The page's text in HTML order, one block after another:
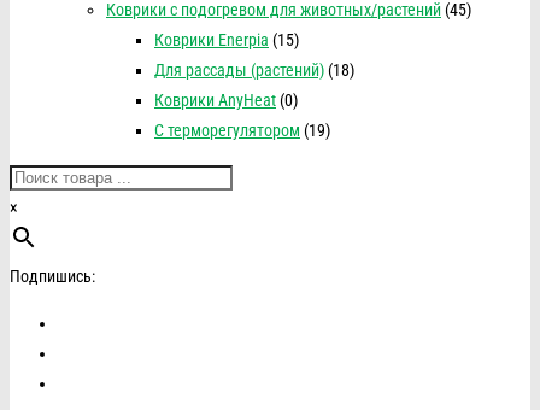
Коврики с подогревом для животных/растений (45)
Коврики Enerpia (15)
Для рассады (растений) (18)
Коврики AnyHeat (0)
С терморегулятором (19)
×
Подпишись: